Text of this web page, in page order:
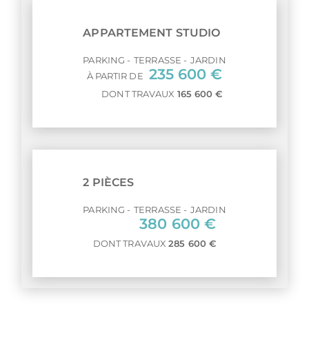
APPARTEMENT STUDIO
PARKING TERRASSE
JARDIN
À PARTIR DE 235 600 €
DONT TRAVAUX 165 600 €
2 PIÈCES
PARKING TERRASSE JARDIN
380 600 €
DONT TRAVAUX285 600 €